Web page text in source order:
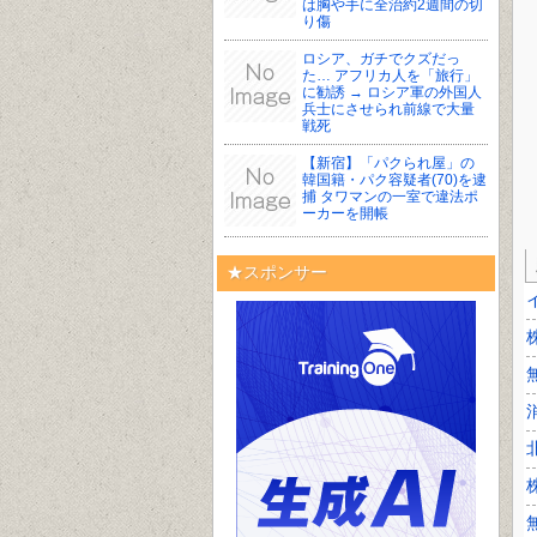
は胸や手に全治約2週間の切
り傷
ロシア、ガチでクズだっ
た… アフリカ人を「旅行」
に勧誘 → ロシア軍の外国人
兵士にさせられ前線で大量
戦死
【新宿】「パクられ屋」の
韓国籍・パク容疑者(70)を逮
捕 タワマンの一室で違法ポ
ーカーを開帳
★スポンサー